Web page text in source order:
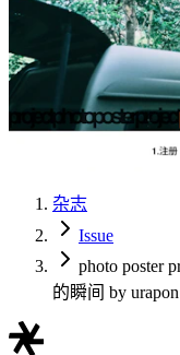
杂志
Issue
photo poster
的瞬间 by